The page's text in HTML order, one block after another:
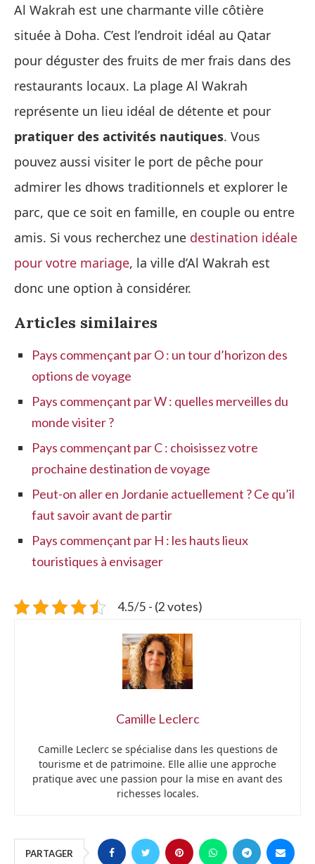
Al Wakrah est une charmante ville côtière
située à Doha. C’est l’endroit idéal au Qatar
pour déguster des fruits de mer frais dans des
restaurants locaux. La plage Al Wakrah
représente un lieu idéal de détente et pour
pratiquer des activités nautiques. Vous
pouvez aussi visiter le port de pêche pour
admirer les dhows traditionnels et explorer le
parc, que ce soit en famille, en couple ou entre
amis. Si vous recherchez une destination idéale
pour votre mariage, la ville d’Al Wakrah est
donc une option à considérer.
Articles similaires
Pays commençant par O : un tour d’horizon des
options de voyage
Pays commençant par W : quelles merveilles du
monde visiter ?
Pays commençant par C : choisissez votre
prochaine destination de voyage
Peut-on aller en Jordanie actuellement ? Ce qu’il
faut savoir avant de partir
Pays commençant par H : les hauts lieux
touristiques à envisager
4.5/5 - (2 votes)
Camille Leclerc
Camille Leclerc se spécialise dans les questions de
tourisme et de patrimoine. Elle allie une approche
pratique avec une passion pour la mise en avant des
richesses locales.
PARTAGER